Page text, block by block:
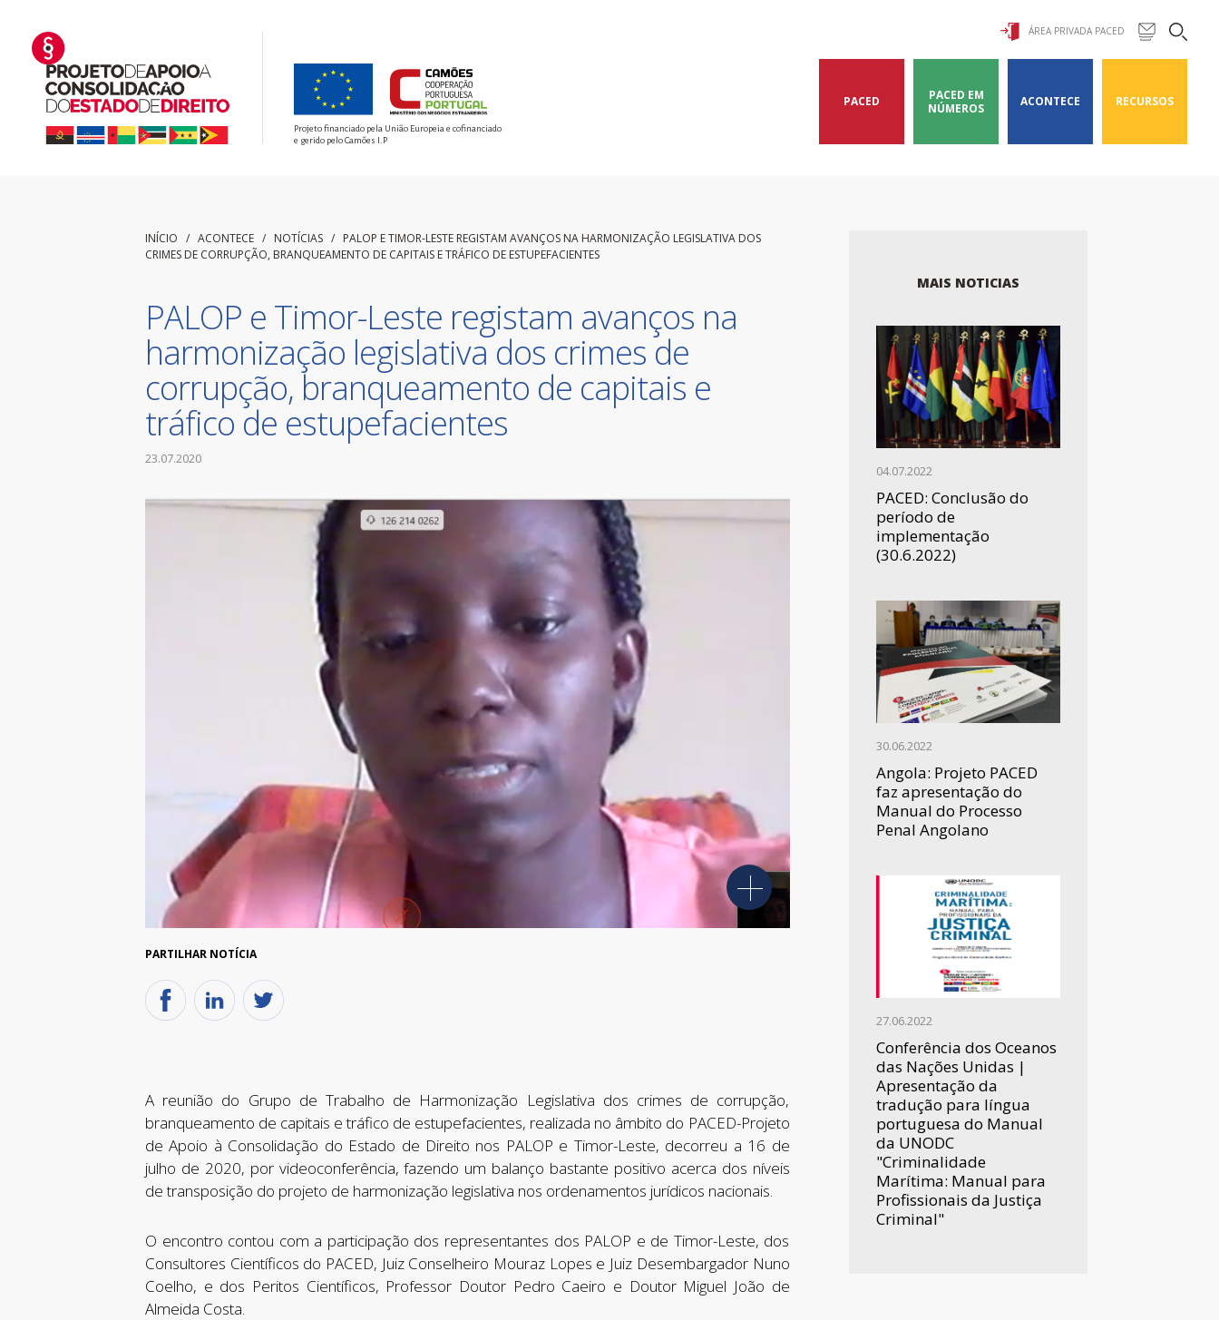
Projeto financiado pela União Europeia e cofinanciado
e gerido pelo Camões I.P
ÁREA PRIVADA PACED
PACED
PACED EM
NÚMEROS
ACONTECE RECURSOS
INÍCIO / ACONTECE / NOTÍCIAS / PALOP E TIMOR-LESTE REGISTAM AVANÇOS NA HARMONIZAÇÃO LEGISLATIVA DOS
CRIMES DE CORRUPÇÃO, BRANQUEAMENTO DE CAPITAIS E TRÁFICO DE ESTUPEFACIENTES
PALOP e Timor-Leste registam avanços na
harmonização legislativa dos crimes de
corrupção, branqueamento de capitais e
tráfico de estupefacientes
23.07.2020
PARTILHAR NOTÍCIA
A reunião do Grupo de Trabalho de Harmonização Legislativa dos crimes de corrupção,
branqueamento de capitais e tráfico de estupefacientes, realizada no âmbito do PACED-Projeto
de Apoio à Consolidação do Estado de Direito nos PALOP e Timor-Leste, decorreu a 16 de
julho de 2020, por videoconferência, fazendo um balanço bastante positivo acerca dos níveis
de transposição do projeto de harmonização legislativa nos ordenamentos jurídicos nacionais.
O encontro contou com a participação dos representantes dos PALOP e de Timor-Leste, dos
Consultores Científicos do PACED, Juiz Conselheiro Mouraz Lopes e Juiz Desembargador Nuno
Coelho, e dos Peritos Científicos, Professor Doutor Pedro Caeiro e Doutor Miguel João de
Almeida Costa.
MAIS NOTICIAS
04.07.2022
PACED: Conclusão do
período de
implementação
(30.6.2022)
30.06.2022
Angola: Projeto PACED
faz apresentação do
Manual do Processo
Penal Angolano
27.06.2022
Conferência dos Oceanos
das Nações Unidas |
Apresentação da
tradução para língua
portuguesa do Manual
da UNODC
"Criminalidade
Marítima: Manual para
Profissionais da Justiça
Criminal"